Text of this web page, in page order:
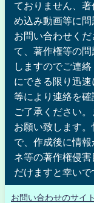
ておりません、
め込み動画等に
お問い合わせく
て、著作権等の
しますのでご連
にできる限り迅
等により連絡を確
ご了承ください
お願い致します
で、作成後に情
ネ等の著作権侵
だけますと幸いで
お問い合わせのサイ